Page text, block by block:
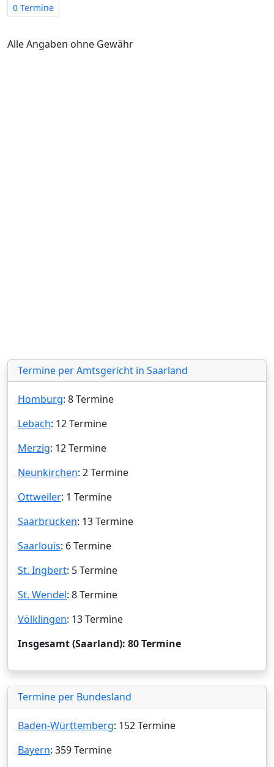
0 Termine
Alle Angaben ohne Gewähr
Termine per Amtsgericht in Saarland
Homburg: 8 Termine
Lebach: 12 Termine
Merzig: 12 Termine
Neunkirchen: 2 Termine
Ottweiler: 1 Termine
Saarbrücken: 13 Termine
Saarlouis: 6 Termine
St. Ingbert: 5 Termine
St. Wendel: 8 Termine
Völklingen: 13 Termine
Insgesamt (Saarland): 80 Termine
Termine per Bundesland
Baden-Württemberg: 152 Termine
Bayern: 359 Termine